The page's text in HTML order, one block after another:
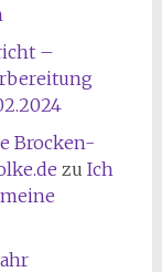
–
Brocken-
zu Ich